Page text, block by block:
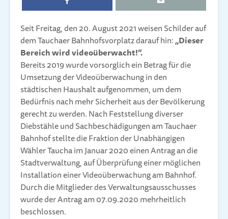
Seit Freitag, den 20. August 2021 weisen Schilder auf
dem Tauchaer Bahnhofsvorplatz darauf hin:„Dieser
Bereich wird videoüberwacht!“.
Bereits 2019 wurde vorsorglich ein Betrag für die
Umsetzung der Videoüberwachung in den
städtischen Haushalt aufgenommen, um dem
Bedürfnis nach mehr Sicherheit aus der Bevölkerung
gerecht zu werden. Nach Feststellung diverser
Diebstähle und Sachbeschädigungen am Tauchaer
Bahnhof stellte die Fraktion der Unabhängigen
Wähler Taucha im Januar 2020 einen Antrag an die
Stadtverwaltung, auf Überprüfung einer möglichen
Installation einer Videoüberwachung am Bahnhof.
Durch die Mitglieder des Verwaltungsausschusses
wurde der Antrag am 07.09.2020 mehrheitlich
beschlossen.